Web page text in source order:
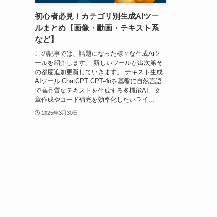
初心者必見！カテゴリ別生成AIツー
ルまとめ【画像・動画・テキスト系
など】
この記事では、話題になった様々な生成Aiツ
ールを紹介します。 新しいツールが出次第そ
の都度追加更新していきます。 テキスト生成
AIツール ChatGPT GPT-4oを基盤に自然言語
で高品質なテキストを生成する多機能AI。文
章作成やコード補完を効率化したいライ...
2025年3月30日